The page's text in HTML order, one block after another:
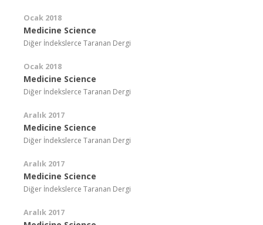
Ocak 2018
Medicine Science
Diğer İndekslerce Taranan Dergi
Ocak 2018
Medicine Science
Diğer İndekslerce Taranan Dergi
Aralık 2017
Medicine Science
Diğer İndekslerce Taranan Dergi
Aralık 2017
Medicine Science
Diğer İndekslerce Taranan Dergi
Aralık 2017